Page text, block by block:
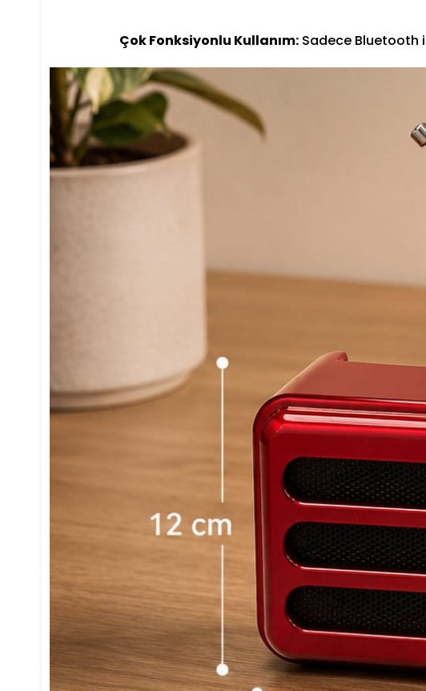
Çok Fonksiyonlu Kullanım: Sadece Bluetooth